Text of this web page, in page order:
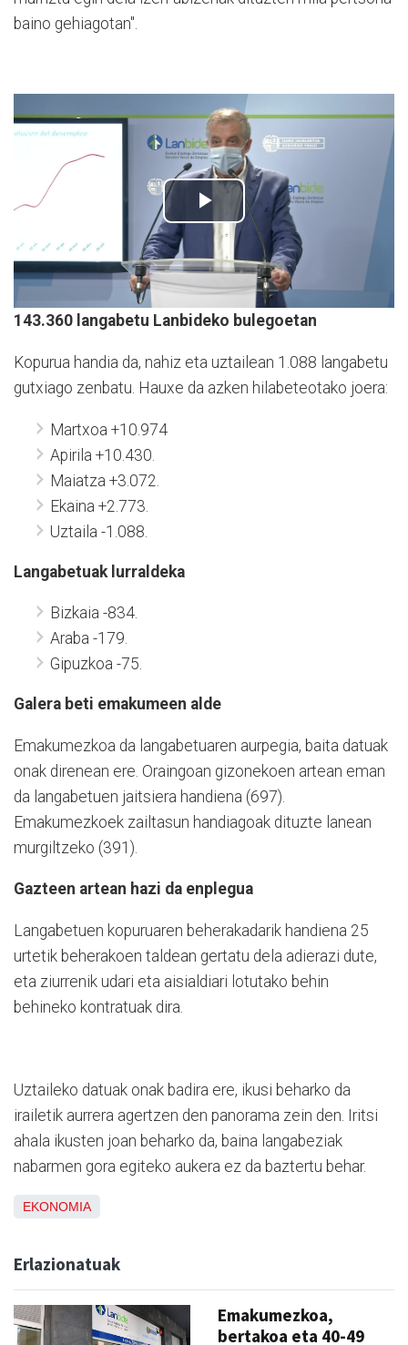
baino gehiagotan".
143.360 langabetu Lanbideko bulegoetan
Kopurua handia da, nahiz eta uztailean 1.088 langabetu
gutxiago zenbatu. Hauxe da azken hilabeteotako joera:
Martxoa +10.974
Apirila +10.430.
Maiatza +3.072.
Ekaina +2.773.
Uztaila -1.088.
Langabetuak lurraldeka
Bizkaia -834.
Araba -179.
Gipuzkoa -75.
Galera beti emakumeen alde
Emakumezkoa da langabetuaren aurpegia, baita datuak
onak direnean ere. Oraingoan gizonekoen artean eman
da langabetuen jaitsiera handiena (697).
Emakumezkoek zailtasun handiagoak dituzte lanean
murgiltzeko (391).
Gazteen artean hazi da enplegua
Langabetuen kopuruaren beherakadarik handiena 25
urtetik beherakoen taldean gertatu dela adierazi dute,
eta ziurrenik udari eta aisialdiari lotutako behin
behineko kontratuak dira.
Uztaileko datuak onak badira ere, ikusi beharko da
irailetik aurrera agertzen den panorama zein den. Iritsi
ahala ikusten joan beharko da, baina langabeziak
nabarmen gora egiteko aukera ez da baztertu behar.
EKONOMIA
Erlazionatuak
Emakumezkoa,
bertakoa eta 40-49